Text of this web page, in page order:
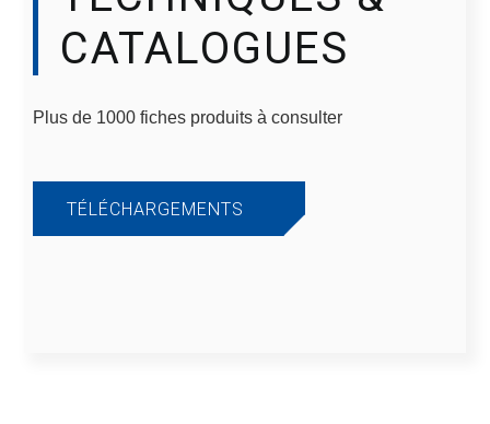
CATALOGUES
Plus de 1000 fiches produits à consulter
TÉLÉCHARGEMENTS